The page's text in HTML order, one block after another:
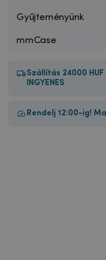
Gyűjteményünk
mmCase
Szállítás 24000
INGYENES
Rendelj 12:00-ig!